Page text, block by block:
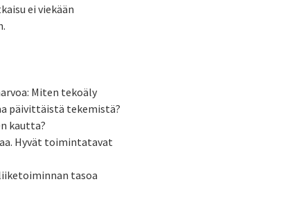
ei viekään
Miten tekoäly
päivittäistä tekemistä?
kautta?
Hyvät toimintatavat
tasoa